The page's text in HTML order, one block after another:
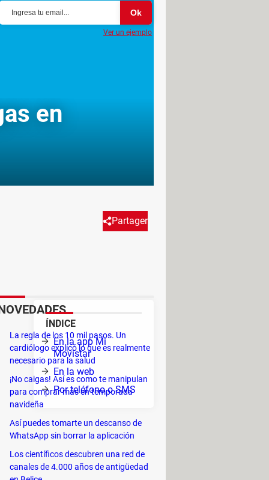
en
Partager
es Movistar Chile, aquí
ÍNDICE
En la app Mi
Movistar
En la web
Por teléfono o SMS
la
Ver un ejemplo
La regla de los 10 mil pasos. Un
cardiólogo explicó lo que es realmente
necesario para la salud
¡No caigas! Así es como te manipulan
para comprar más en temporada
navideña
Así puedes tomarte un descanso de
WhatsApp sin borrar la aplicación
Los científicos descubren una red de
canales de 4.000 años de antigüedad